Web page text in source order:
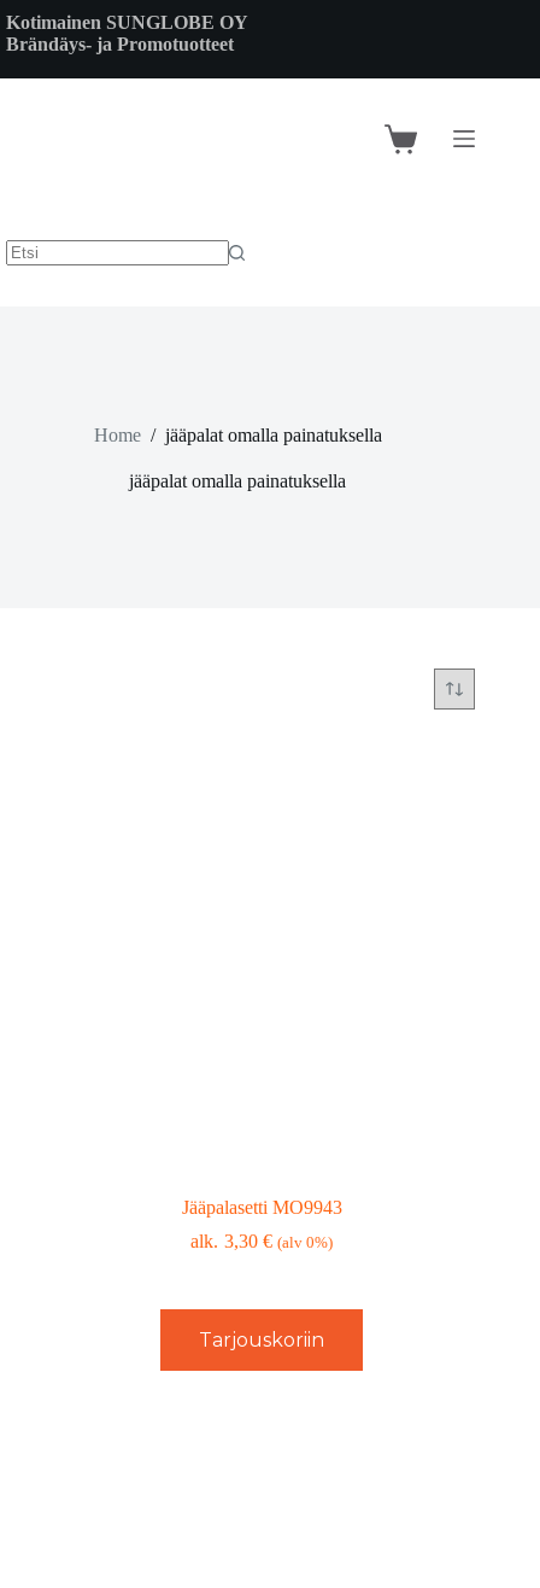
to
content
Kotimainen SUNGLOBE OY
Brändäys- ja Promotuotteet
Shopping
Home / jääpalat omalla painatuksella
jääpalat omalla painatuksella
Jääpalasetti MO9943
3,30€ (alv 0%)
Tarjouskoriin